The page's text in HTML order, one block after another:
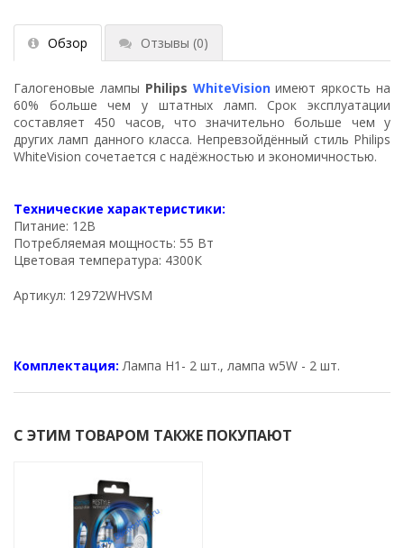
Обзор Отзывы (0)
Галогеновые лампы Philips WhiteVisionимеют яркость на
60% больше чем у штатных ламп. Срок эксплуатации
составляет 450 часов, что значительно больше чем у
других ламп данного класса. Непревзойдённый стиль Philips
WhiteVision сочетается с надёжностью и экономичностью.
Технические характеристики:
Питание: 12В
Потребляемая мощность: 55 Вт
Цветовая температура: 4300К
Артикул: 12972WHVSM
Комплектация: Лампа H1- 2 шт., лампа w5W - 2 шт.
С ЭТИМ ТОВАРОМ ТАКЖЕ ПОКУПАЮТ